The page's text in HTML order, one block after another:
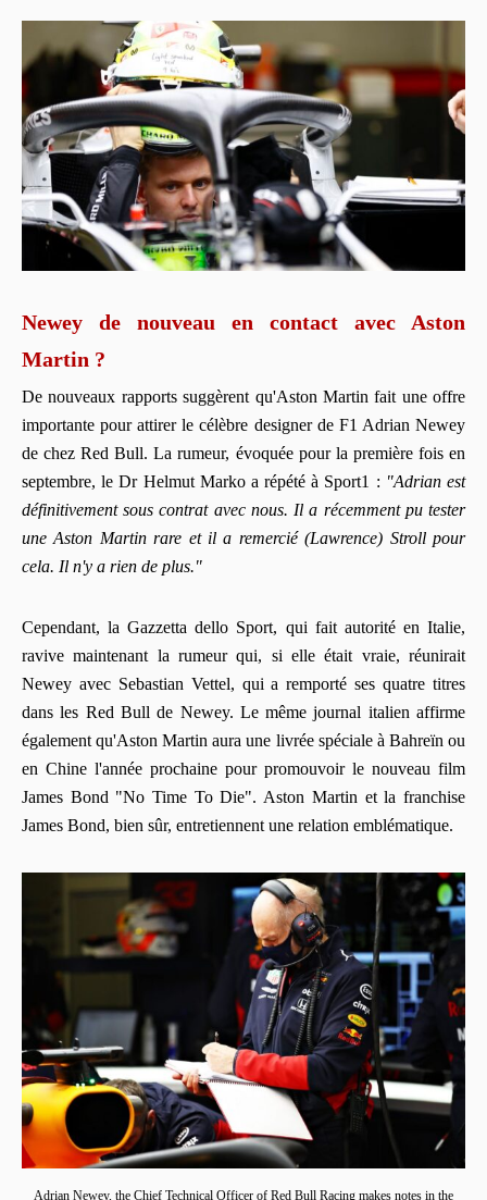
Newey de nouveau en contact avec Aston
Martin ?
De nouveaux rapports suggèrent qu'Aston Martin fait une offre
importante pour attirer le célèbre designer de F1 Adrian Newey
de chez Red Bull. La rumeur, évoquée pour la première fois en
septembre, le Dr Helmut Marko a répété à Sport1 : "Adrian est
définitivement sous contrat avec nous. Il a récemment pu tester
une Aston Martin rare et il a remercié (Lawrence) Stroll pour
cela. Il n'y a rien de plus."
Cependant, la Gazzetta dello Sport, qui fait autorité en Italie,
ravive maintenant la rumeur qui, si elle était vraie, réunirait
Newey avec Sebastian Vettel, qui a remporté ses quatre titres
dans les Red Bull de Newey. Le même journal italien affirme
également qu'Aston Martin aura une livrée spéciale à Bahreïn ou
en Chine l'année prochaine pour promouvoir le nouveau film
James Bond "No Time To Die". Aston Martin et la franchise
James Bond, bien sûr, entretiennent une relation emblématique.
Adrian Newey, the Chief Technical Officer of Red Bull Racing makes notes in the